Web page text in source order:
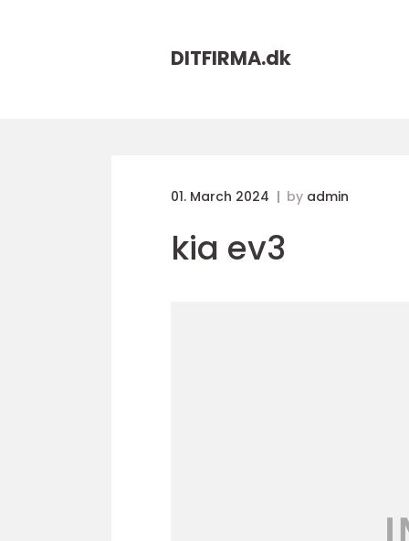
DITFIRMA.dk
01. March 2024 by admin
kia ev3